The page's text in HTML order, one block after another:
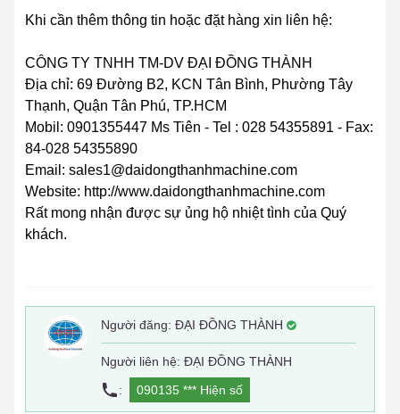
Khi cần thêm thông tin hoặc đặt hàng xin liên hệ:
CÔNG TY TNHH TM-DV ĐẠI ĐỒNG THÀNH
Địa chỉ: 69 Đường B2, KCN Tân Bình, Phường Tây
Thạnh, Quận Tân Phú, TP.HCM
Mobil: 0901355447 Ms Tiên - Tel : 028 54355891 - Fax:
84-028 54355890
Email: sales1@daidongthanhmachine.com
Website: http://www.daidongthanhmachine.com
Rất mong nhận được sự ủng hộ nhiệt tình của Quý
khách.
Người đăng: ĐẠI ĐỒNG THÀNH
Người liên hệ: ĐẠI ĐỒNG THÀNH
:
090135 *** Hiện số